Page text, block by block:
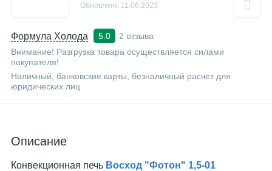
Формула Холода 5.0
2 отзыва
Внимание! Разгрузка товара осуществляется силами
покупателя!
Наличный, банковские карты, безналичный расчет для
юридических лиц
Обновлено 11.06.2023
Описание
Конвекционная печь Восход "Фотон" 1,5-01